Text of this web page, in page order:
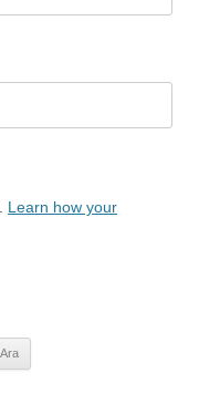
Learn how your